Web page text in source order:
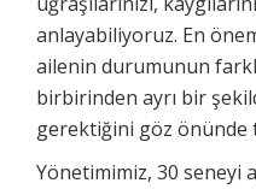
anlayabiliyoruz. En
ailenin durumunun
birbirinden ayrı bir
gerektiğini göz önünde
Yönetimimiz, 30 seneyi